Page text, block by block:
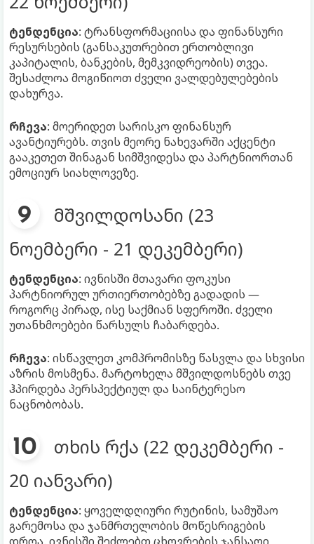
ტენდენცია: ტრანსფორმაციისა და ფინანსური
რესურსების (განსაკუთრებით ერთობლივი
კაპიტალის, ბანკების, მემკვიდრეობის) თვეა.
შესაძლოა მოგიწიოთ ძველი ვალდებულებების
დახურვა.
რჩევა: მოერიდეთ სარისკო ფინანსურ
ავანტიურებს. თვის მეორე ნახევარში აქცენტი
გააკეთეთ შინაგან სიმშვიდესა და პარტნიორთან
ემოციურ სიახლოვეზე.
მშვილდოსანი (23
ნოემბერი - 21 დეკემბერი)
ტენდენცია: ივნისში მთავარი ფოკუსი
პარტნიორულ ურთიერთობებზე გადადის —
როგორც პირად, ისე საქმიან სფეროში. ძველი
უთანხმოებები წარსულს ჩაბარდება.
რჩევა: ისწავლეთ კომპრომისზე წასვლა და სხვისი
აზრის მოსმენა. მარტოხელა მშვილდოსნებს თვე
ჰპირდება პერსპექტიულ და საინტერესო
ნაცნობობას.
თხის რქა (22 დეკემბერი -
20 იანვარი)
ტენდენცია: ყოველდღიური რუტინის, სამუშაო
გარემოსა და ჯანმრთელობის მოწესრიგების